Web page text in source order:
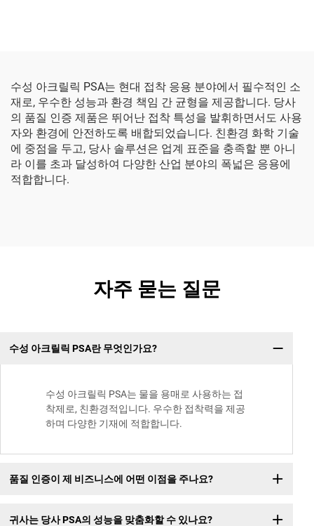
수성 아크릴릭 PSA는 현대 접착 응용 분야에서 필수적인 소
재로, 우수한 성능과 환경 책임 간 균형을 제공합니다. 당사
의 품질 인증 제품은 뛰어난 접착 특성을 발휘하면서도 사용
자와 환경에 안전하도록 배합되었습니다. 친환경 화학 기술
에 중점을 두고, 당사 솔루션은 업계 표준을 충족할 뿐 아니
라 이를 초과 달성하여 다양한 산업 분야의 폭넓은 응용에
적합합니다.
자주 묻는 질문
수성 아크릴릭 PSA란 무엇인가요?
수성 아크릴릭 PSA는 물을 용매로 사용하는 접
착제로, 친환경적입니다. 우수한 접착력을 제공
하며 다양한 기재에 적합합니다.
품질 인증이 제 비즈니스에 어떤 이점을 주나요?
귀사는 당사 PSA의 성능을 맞춤화할 수 있나요?